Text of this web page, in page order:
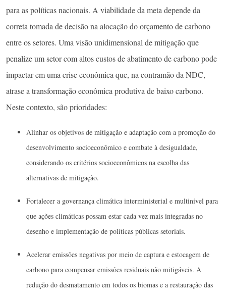
para as políticas nacionais. A viabilidade da meta depende da
correta tomada de decisão na alocação do orçamento de carbono
entre os setores. Uma visão unidimensional de mitigação que
penalize um setor com altos custos de abatimento de carbono pode
impactar em uma crise econômica que, na contramão da NDC,
atrase a transformação econômica produtiva de baixo carbono.
Neste contexto, são prioridades:
Alinhar os objetivos de mitigação e adaptação com a promoção do
desenvolvimento socioeconômico e combate à desigualdade,
considerando os critérios socioeconômicos na escolha das
alternativas de mitigação.
Fortalecer a governança climática interministerial e multinível para
que ações climáticas possam estar cada vez mais integradas no
desenho e implementação de políticas públicas setoriais.
Acelerar emissões negativas por meio de captura e estocagem de
carbono para compensar emissões residuais não mitigáveis. A
redução do desmatamento em todos os biomas e a restauração das